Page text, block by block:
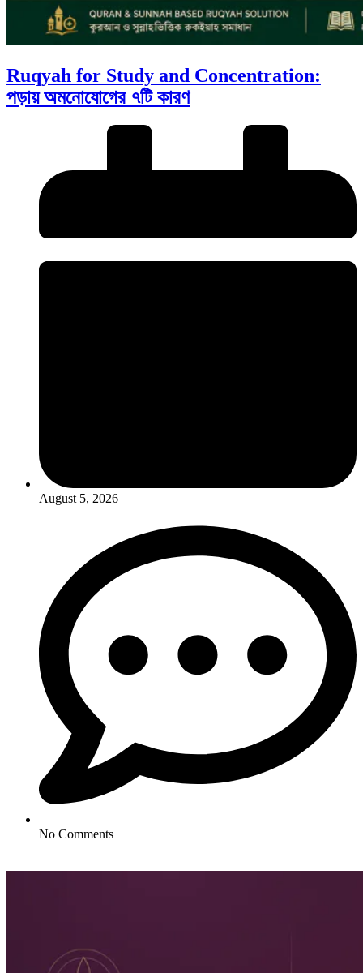
Ruqyah for Study and Concentration:
পড়ায় অমনোযোগের ৭টি কারণ
August 5, 2026
No Comments